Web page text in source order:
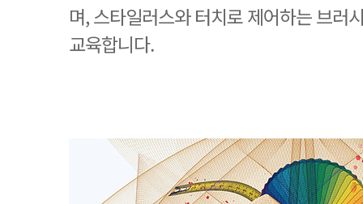
며, 스타일러스와 터치로 제어하는 브러
교육합니다.